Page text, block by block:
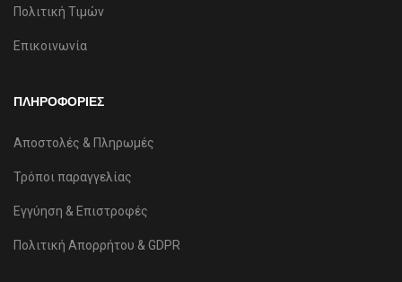
Πολιτική Τιμών
Επικοινωνία
ΠΛΗΡΟΦΟΡΙΕΣ
Αποστολές & Πληρωμές
Τρόποι παραγγελίας
Εγγύηση & Επιστροφές
Πολιτική Απορρήτου & GDPR